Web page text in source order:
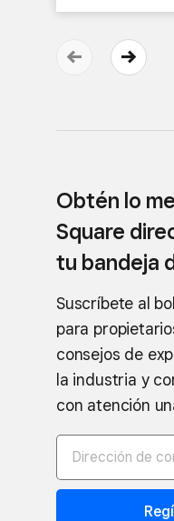
Obtén lo
Square
tu bandeja
Suscríbete al
para
consejos de
la industria y
con atención